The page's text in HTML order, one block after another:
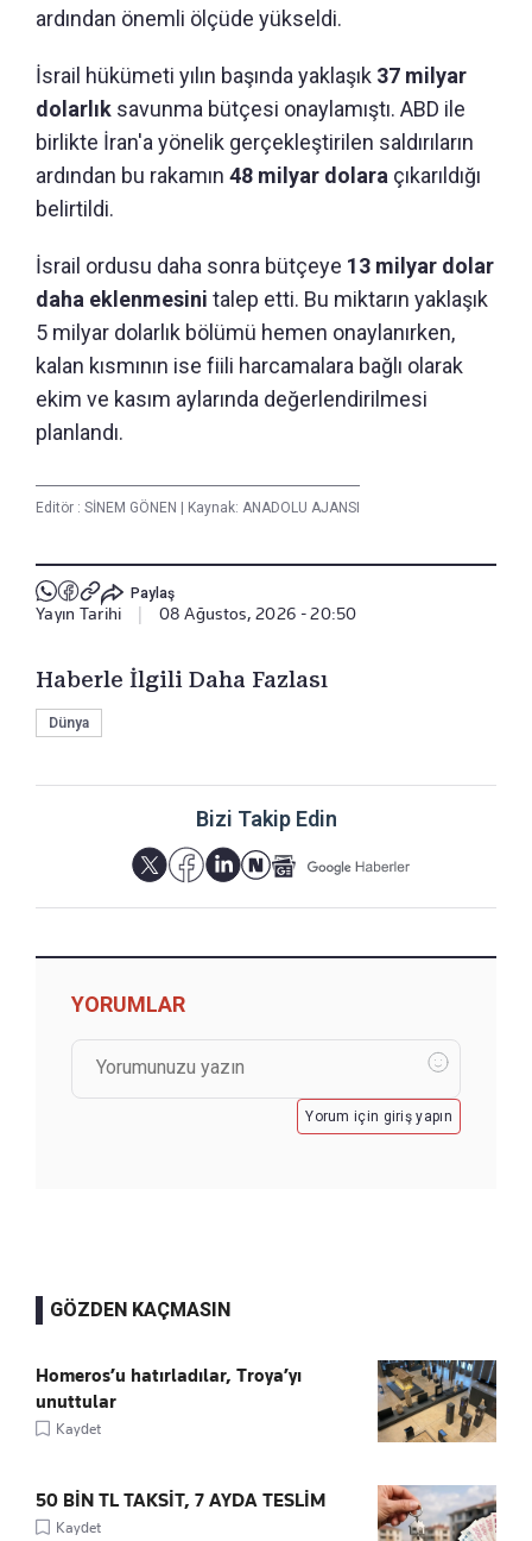
ardından önemli ölçüde yükseldi.
İsrail hükümeti yılın başında yaklaşık 37 milyar
dolarlık savunma bütçesi onaylamıştı. ABD ile
birlikte İran'a yönelik gerçekleştirilen saldırıların
ardından bu rakamın 48 milyar dolara çıkarıldığı
belirtildi.
İsrail ordusu daha sonra bütçeye 13 milyar dolar
daha eklenmesini talep etti. Bu miktarın yaklaşık
5 milyar dolarlık bölümü hemen onaylanırken,
kalan kısmının ise fiili harcamalara bağlı olarak
ekim ve kasım aylarında değerlendirilmesi
planlandı.
Editör : SİNEM GÖNEN Kaynak: ANADOLU AJANSI
Paylaş
Yayın Tarihi 08 Ağustos, 2026 - 20:50
Haberle İlgili Daha Fazlası
Dünya
Bizi Takip Edin
YORUMLAR
Yorum için giriş yapın
GÖZDEN KAÇMASIN
Homeros’u hatırladılar, Troya’yı
unuttular
Kaydet
50 BİN TL TAKSİT, 7 AYDA TESLİM
Kaydet